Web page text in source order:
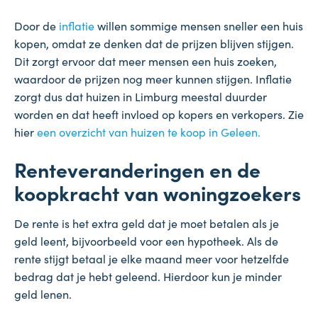
Door de inflatiewillen sommige mensen sneller een huis
kopen, omdat ze denken dat de prijzen blijven stijgen.
Dit zorgt ervoor dat meer mensen een huis zoeken,
waardoor de prijzen nog meer kunnen stijgen. Inflatie
zorgt dus dat huizen in Limburg meestal duurder
worden en dat heeft invloed op kopers en verkopers. Zie
hiereen overzicht van huizen te koop in Geleen.
Renteveranderingen en de
koopkracht van woningzoekers
De rente is het extra geld dat je moet betalen als je
geld leent, bijvoorbeeld voor een hypotheek. Als de
rente stijgt betaal je elke maand meer voor hetzelfde
bedrag dat je hebt geleend. Hierdoor kun je minder
geld lenen.